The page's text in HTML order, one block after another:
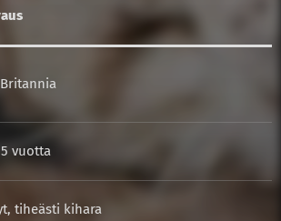
vuotta
tiheästi kihara